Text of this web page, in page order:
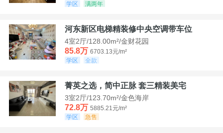
学区
满两年
河东新区电梯精装修中央空调带车位
4室2厅/128.00m²/金财花园
85.8万 6703.13元/m²
学区
全款
菁英之选，简中正脉 套三精装美宅
3室2厅/123.70m²/金色海岸
72.8万 5885.21元/m²
学区
急售